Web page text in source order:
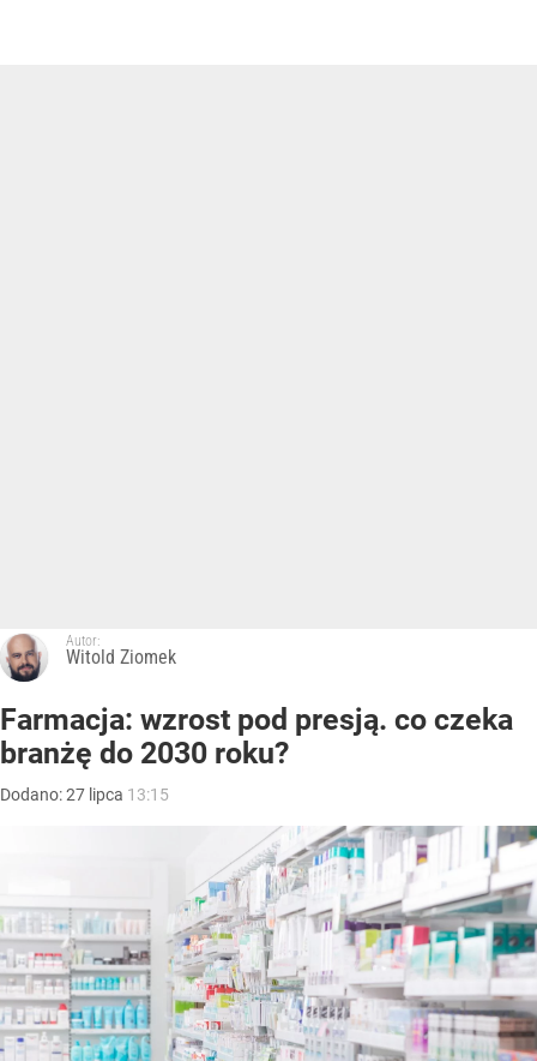
Autor:
Witold Ziomek
Farmacja: wzrost pod presją. co czeka
branżę do 2030 roku?
Dodano:27 lipca 13:15